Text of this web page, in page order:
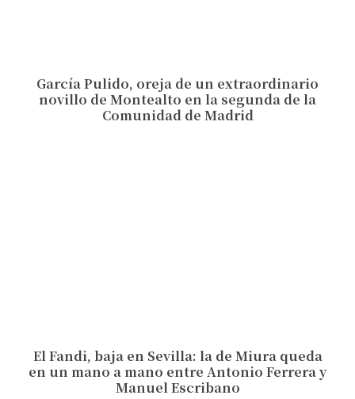
García Pulido, oreja de un extraordinario
novillo de Montealto en la segunda de la
Comunidad de Madrid
El Fandi, baja en Sevilla: la de Miura queda
en un mano a mano entre Antonio Ferrera y
Manuel Escribano